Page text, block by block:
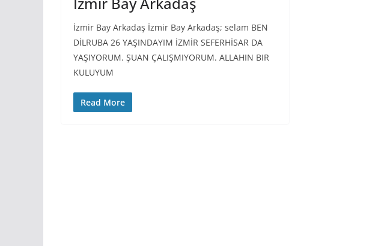
İzmir Bay Arkadaş İzmir Bay Arkadaş; selam BEN
DİLRUBA 26 YAŞINDAYIM İZMİR SEFERHİSAR DA
YAŞIYORUM. ŞUAN ÇALIŞMIYORUM. ALLAHIN BIR
KULUYUM
Read More